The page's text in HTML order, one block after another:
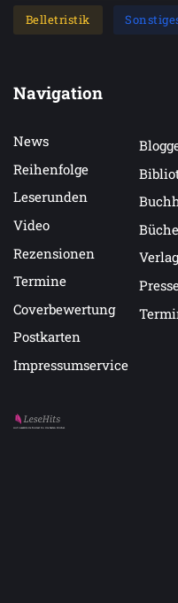
Belletristik
Navigation
News
Reihenfolge
Leserunden
Video
Rezensionen
Termine
Coverbewertung
Postkarten
Impressumservice
Auf LeseHits.de findest Du die besten Bücher.